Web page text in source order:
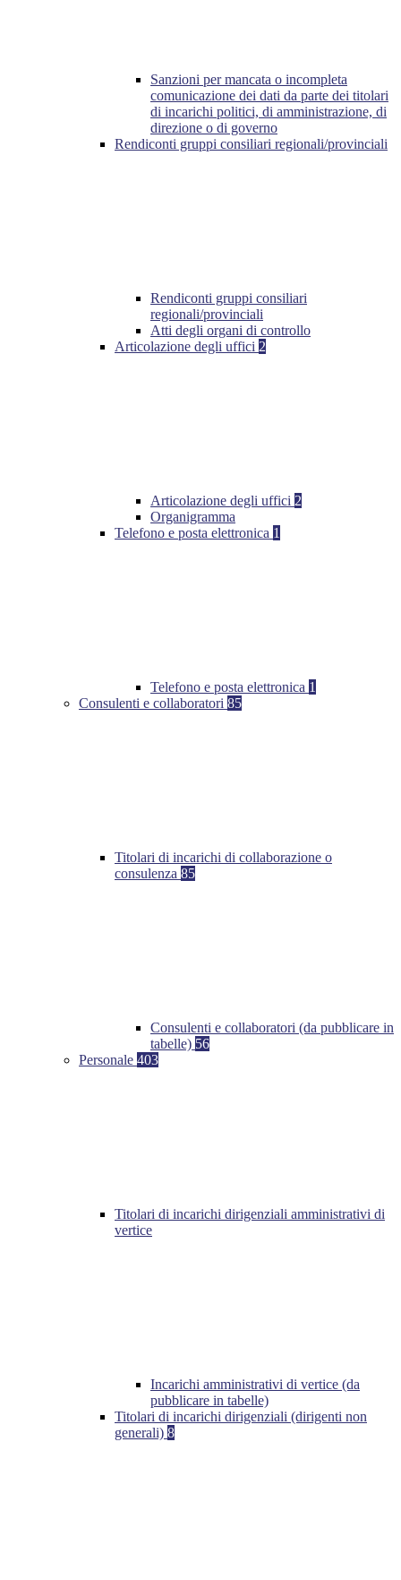
Sanzioni per mancata o incompleta
comunicazione dei dati da parte dei titolari
di incarichi politici, di amministrazione, di
direzione o di governo
Rendiconti gruppi consiliari regionali/provinciali
Rendiconti gruppi consiliari
regionali/provinciali
Atti degli organi di controllo
Articolazione degli uffici 2
Articolazione degli uffici 2
Organigramma
Telefono e posta elettronica 1
Telefono e posta elettronica 1
Consulenti e collaboratori 85
Titolari di incarichi di collaborazione o
consulenza 85
Consulenti e collaboratori (da pubblicare in
tabelle) 56
Personale 403
Titolari di incarichi dirigenziali amministrativi di
vertice
Incarichi amministrativi di vertice (da
pubblicare in tabelle)
Titolari di incarichi dirigenziali (dirigenti non
generali) 8